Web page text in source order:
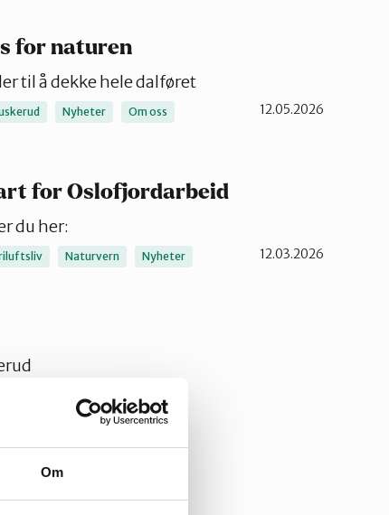
Om
for naturen
til å dekke hele dalføret
Nyheter
Om oss
12.05.2026
for Oslofjordarbeid
du her:
Naturvern
Nyheter
12.03.2026